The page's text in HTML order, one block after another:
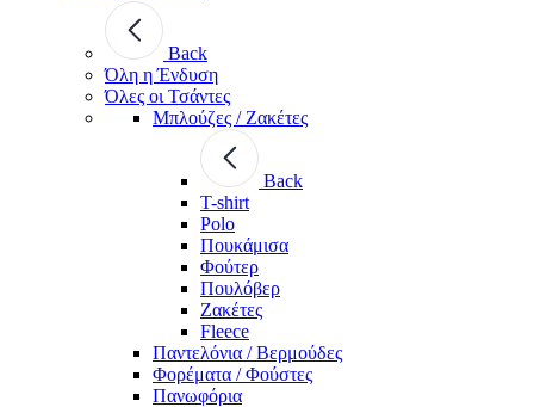
Back
Όλη η Ένδυση
Όλες οι Τσάντες
Μπλούζες / Ζακέτες
Back
T-shirt
Polo
Πουκάμισα
Φούτερ
Πουλόβερ
Ζακέτες
Fleece
Παντελόνια / Βερμούδες
Φορέματα / Φούστες
Πανωφόρια